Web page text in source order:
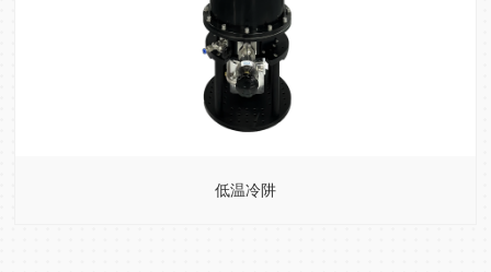
低温冷阱